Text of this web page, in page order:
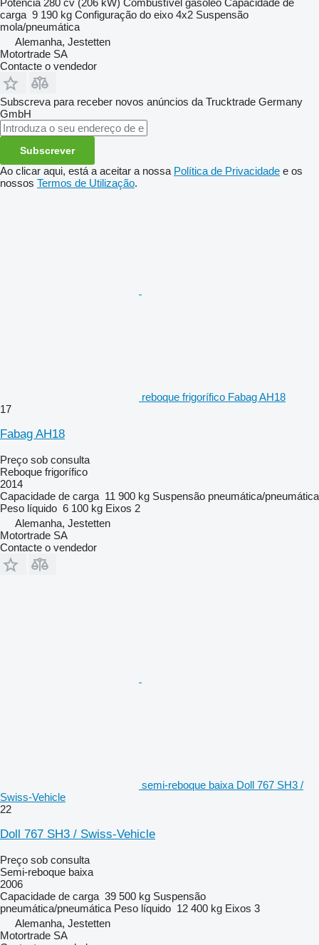
Potência 280 cv (206 kW) Combustível gasóleo Capacidade de
carga 9 190 kg Configuração do eixo 4x2 Suspensão
mola/pneumática
Alemanha, Jestetten
Motortrade SA
Contacte o vendedor
Subscreva para receber novos anúncios da Trucktrade Germany
GmbH
Subscrever
Ao clicar aqui, está a aceitar a nossa Política de Privacidade e os
nossos Termos de Utilização.
reboque frigorífico Fabag AH18
17
Fabag AH18
Preço sob consulta
Reboque frigorífico
2014
Capacidade de carga 11 900 kg Suspensão pneumática/pneumática
Peso líquido 6 100 kg Eixos 2
Alemanha, Jestetten
Motortrade SA
Contacte o vendedor
semi-reboque baixa Doll 767 SH3 /
Swiss-Vehicle
22
Doll 767 SH3 / Swiss-Vehicle
Preço sob consulta
Semi-reboque baixa
2006
Capacidade de carga 39 500 kg Suspensão
pneumática/pneumática Peso líquido 12 400 kg Eixos 3
Alemanha, Jestetten
Motortrade SA